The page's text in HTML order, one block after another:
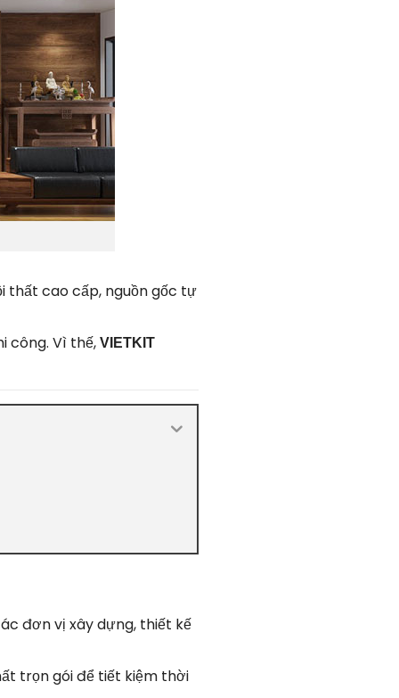
thất cao cấp, nguồn gốc tự
công. Vì thế, VIETKIT
đơn vị xây dựng, thiết kế
trọn gói để tiết kiệm thời